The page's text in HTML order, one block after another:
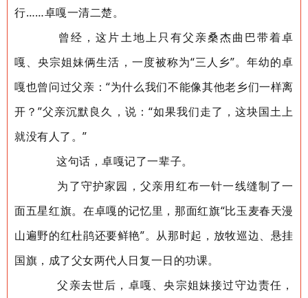
行……卓嘎一清二楚。
曾经，这片土地上只有父亲桑杰曲巴带着卓
嘎、央宗姐妹俩生活，一度被称为“三人乡”。年幼的卓
嘎也曾问过父亲：“为什么我们不能像其他老乡们一样离
开？”父亲沉默良久，说：“如果我们走了，这块国土上
就没有人了。”
这句话，卓嘎记了一辈子。
为了守护家园，父亲用红布一针一线缝制了一
面五星红旗。在卓嘎的记忆里，那面红旗“比玉麦春天漫
山遍野的红杜鹃还要鲜艳”。从那时起，放牧巡边、悬挂
国旗，成了父女两代人日复一日的功课。
父亲去世后，卓嘎、央宗姐妹接过守边责任，